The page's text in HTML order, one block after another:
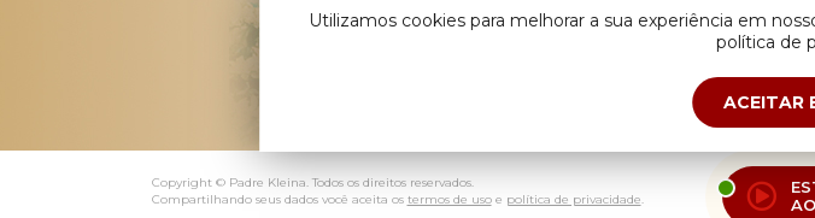
Utilizamos cookies para melhorar a sua experiência em
política de
ACEITAR
Copyright © Padre Kleina. Todos os direitos reservados.
Compartilhando seus dados você aceita os termos de usoe política de privacidade.